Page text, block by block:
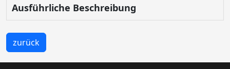
Ausführliche Beschreibung
zurück